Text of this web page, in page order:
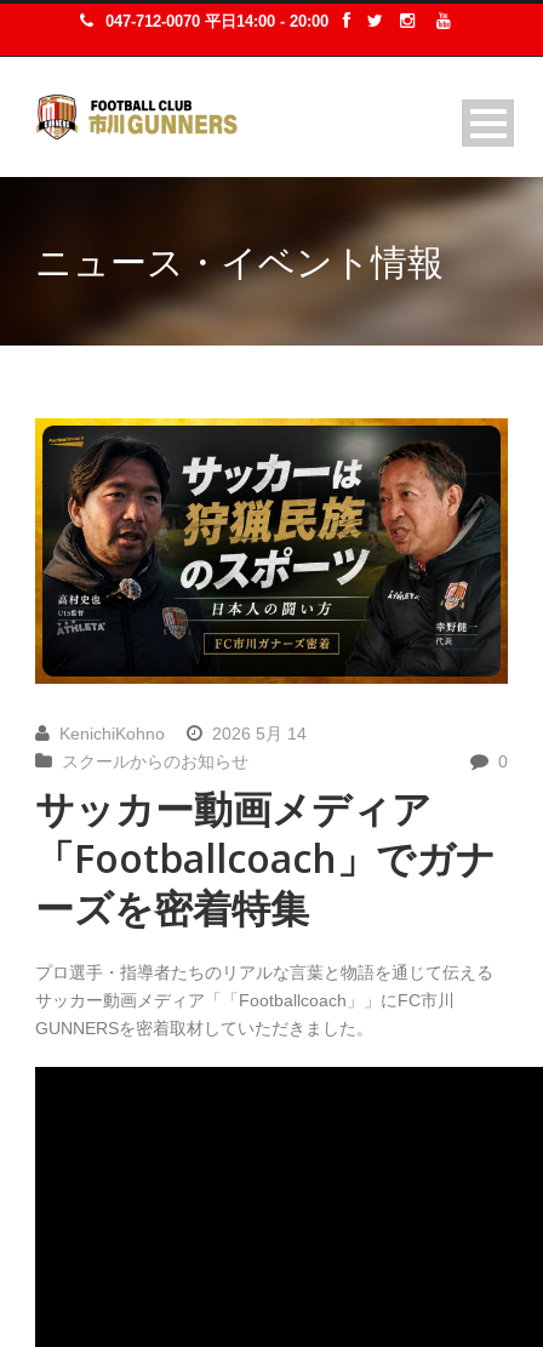
047-712-0070 平日14:00 - 20:00
ニュース・イベント情報
KenichiKohno
2026 5月 14
スクールからのお知らせ
0
サッカー動画メディア
「Footballcoach」でガナ
ーズを密着特集
プロ選手・指導者たちのリアルな言葉と物語を通じて伝える
サッカー動画メディア「「Footballcoach」」にFC市川
GUNNERSを密着取材していただきました。